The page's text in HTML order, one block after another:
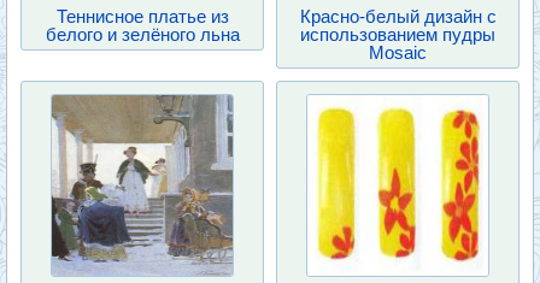
Теннисное платье из
белого и зелёного льна
Красно-белый дизайн с
использованием пудры
Mosaic